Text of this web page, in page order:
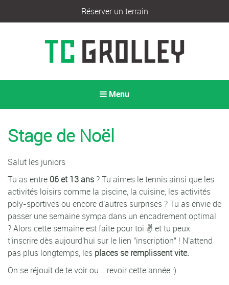
Réserver un terrain
Menu
Stage de Noël
Salut les juniors
Tu as entre 06 et 13ans ? Tu aimes le tennis ainsi que les
activités loisirs comme la piscine, la cuisine, les activités
poly-sportives ou encore d'autres surprises ? Tu as envie de
passer une semaine sympa dans un encadrement optimal
? Alors cette semaine est faite pour toi ✌ et tu peux
t'inscrire dès aujourd'hui sur le lien "inscription" ! N'attend
pas plus longtemps, les places se remplissent vite.
On se réjouit de te voir ou... revoir cette année :)